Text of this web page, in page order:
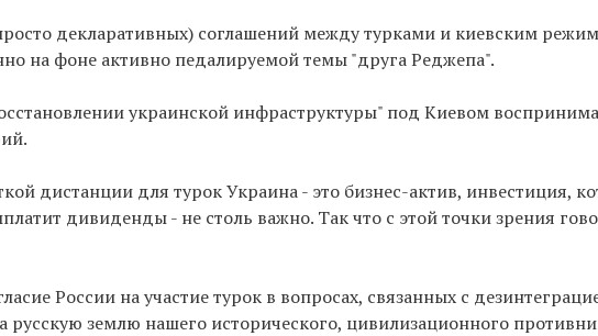
декларативных) соглашений между турками и киевским
на фоне активно педалируемой темы "друга Реджепа".
украинской инфраструктуры" под Киевом
дистанции для турок Украина - это бизнес-актив, инвестиция,
дивиденды - не столь важно. Так что с этой точки зрения
России на участие турок в вопросах, связанных с
русскую землю нашего исторического, цивилизационного